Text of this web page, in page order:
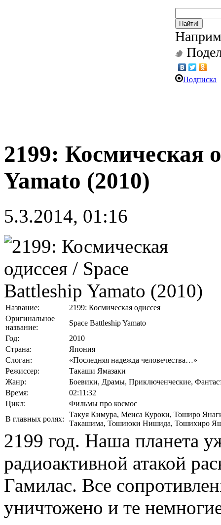
Найти!
Подписка
2199: Космическая
Yamato (2010)
5.3.2014, 01:16
Название:
2199: Космическая одиссея
Оригинальное
название:
Space Battleship Yamato
Год:
2010
Страна:
Япония
Слоган:
«Последняя надежда человечества…»
Режиссер:
Такаши Ямазаки
Жанр:
Боевики, Драмы, Приключенческие,
Время:
02:11:32
Цикл:
Фильмы про космос
В главных ролях:
Такуя Кимура, Меиса Куроки, Тоширо
Такашима, Тошиюки Нишида, Тошихиро
2199 год. Наша планета
радиоактивной атакой
Гамилас. Все
уничтожено и те